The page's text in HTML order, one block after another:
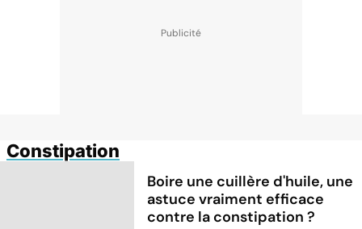
Constipation
Boire une cuillère d'huile, une
astuce vraiment efficace
contre la constipation ?